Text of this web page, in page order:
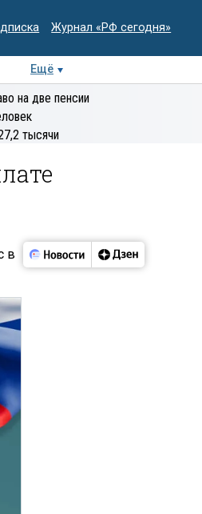
Журнал «РФ сегодня»
Ещё
Деловая
на две пенсии
тысячи
в